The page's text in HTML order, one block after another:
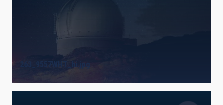
263_9557WHT_hi.jpg